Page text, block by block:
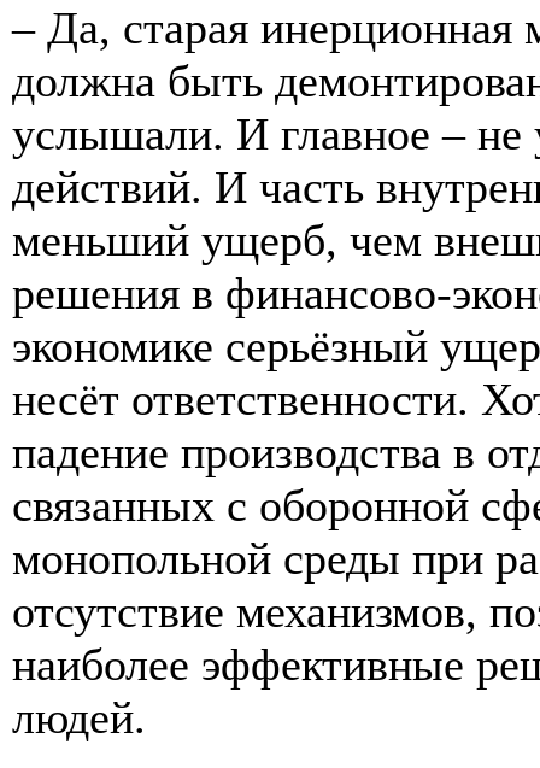
– Да, старая инерционная
должна быть
услышали. И главное – не
действий. И часть
меньший ущерб, чем
решения в финансово-
экономике серьёзный
несёт ответственности.
падение производства в
связанных с оборонной
монопольной среды при
отсутствие механизмов,
наиболее эффективные
людей.